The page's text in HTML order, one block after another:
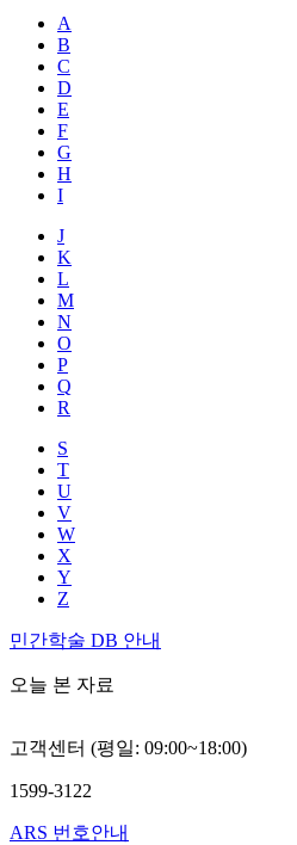
A
B
C
D
E
F
G
H
I
J
K
L
M
N
O
P
Q
R
S
T
U
V
W
X
Y
Z
민간학술 DB 안내
오늘 본 자료
고객센터 (평일: 09:00~18:00)
1599-3122
ARS 번호안내